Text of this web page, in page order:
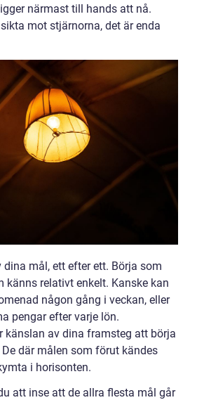
närmast till hands att nå.
mot stjärnorna, det är enda
mål, ett efter ett. Börja som
känns relativt enkelt. Kanske kan
någon gång i veckan, eller
pengar efter varje lön.
känslan av dina framsteg att börja
där målen som förut kändes
i horisonten.
att inse att de allra flesta mål går